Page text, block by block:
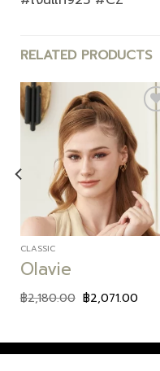
RELATED PRODUCTS
Add to
wishlist
CLASSIC
Olavie
฿2,180.00 ฿2,071.00